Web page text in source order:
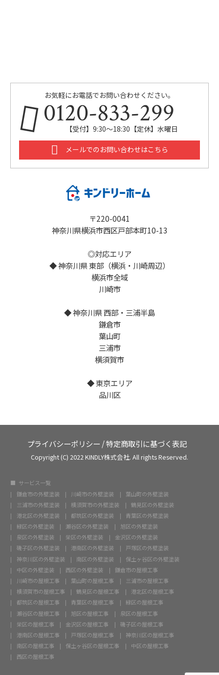
お気軽にお電話でお問い合わせください。
0120-833-299
【受付】9:30～18:30【定休】水曜日
メールでのお問い合わせはこちら
〒220-0041
神奈川県横浜市西区戸部本町10-13
◎対応エリア
◆ 神奈川県 東部（横浜・川崎周辺）
横浜市全域
川崎市
◆ 神奈川県 西部・三浦半島
鎌倉市
葉山町
三浦市
横須賀市
◆ 東京エリア
品川区
プライバシーポリシー /特定商取引に基づく表記
Copyright (C) 2022 KINDLY株式会社. All rights Reserved.
サービス一覧
鎌倉市の外壁塗装
川崎市の外壁塗装
葉山町の外壁塗装
三浦市の外壁塗装
横須賀市の外壁塗装
鶴見区の外壁塗装
港北区の外壁塗装
都筑区の外壁塗装
青葉区の外壁塗装
緑区の外壁塗装
瀬谷区の外壁塗装
旭区の外壁塗装
泉区の外壁塗装
栄区の外壁塗装
金沢区の外壁塗装
磯子区の外壁塗装
港南区の外壁塗装
戸塚区の外壁塗装
神奈川区の外壁塗装
南区の外壁塗装
保土ヶ谷区の外壁塗装
中区の外壁塗装
西区の外壁塗装
鎌倉市の屋根工事
川崎市の屋根工事
葉山町の屋根工事
三浦市の屋根工事
横須賀市の屋根工事
鶴見区の屋根工事
港北区の屋根工事
都筑区の屋根工事
青葉区の屋根工事
緑区の屋根工事
瀬谷区の屋根工事
旭区の屋根工事
泉区の屋根工事
栄区の屋根工事
金沢区の屋根工事
磯子区の屋根工事
港南区の屋根工事
戸塚区の屋根工事
神奈川区の屋根工事
南区の屋根工事
保土ヶ谷区の屋根工事
中区の屋根工事
西区の屋根工事